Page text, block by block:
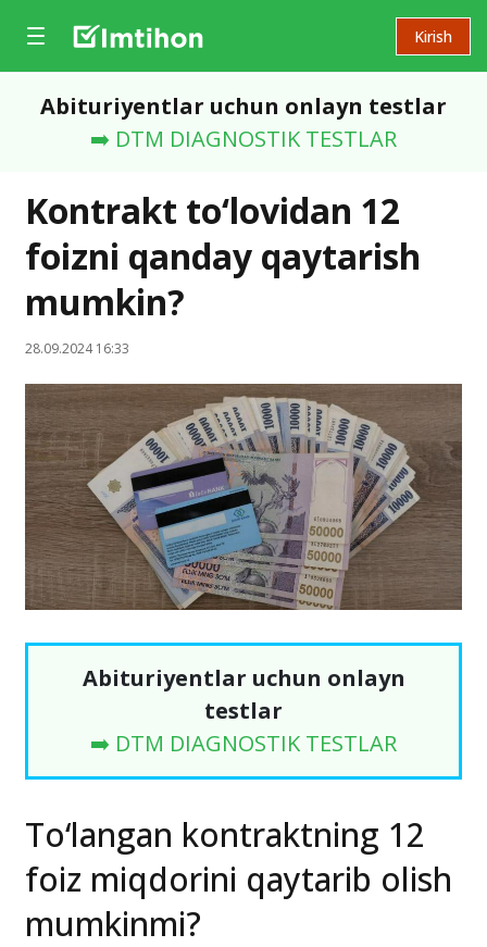
Kirish
Abituriyentlar uchun onlayn testlar
➡️ DTM DIAGNOSTIK TESTLAR
Kontrakt to‘lovidan 12
foizni qanday qaytarish
mumkin?
28.09.2024 16:33
Abituriyentlar uchun onlayn
testlar
➡️ DTM DIAGNOSTIK TESTLAR
To‘langan kontraktning 12
foiz miqdorini qaytarib olish
mumkinmi?